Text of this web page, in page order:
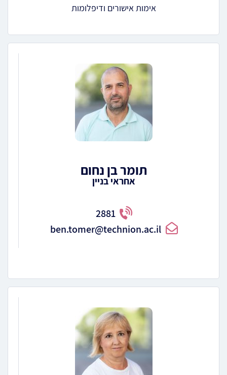
אימות אישורים ודיפלומות
תומר בן נחום
אחראי בניין
2881
ben.tomer@technion.ac.il